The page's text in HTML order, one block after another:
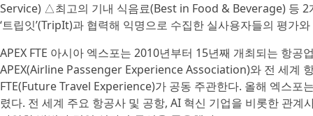
Service) △최고의 기내 식음료(Best in Food & Beverage) 등 2
‘트립잇’(TripIt)과 협력해 익명으로 수집한 실사용자들의 평가
APEX FTE 아시아 엑스포는 2010년부터 15년째 개최되는 항
APEX(Airline Passenger Experience Association)와 전 세계
FTE(Future Travel Experience)가 공동 주관한다. 올해 엑스포
렸다. 전 세계 주요 항공사 및 공항, AI 혁신 기업을 비롯한 관